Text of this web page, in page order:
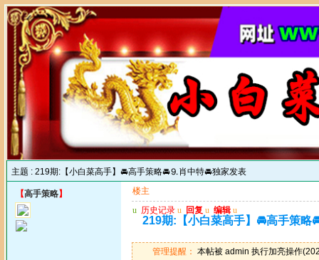
主题 : 219期:【小白菜高手】🚘高手策略🚘⒐肖中特🚘独家发表
【高手策略】
楼主
u 历史记录 u 回复 u 编辑 u
219期:【小白菜高手】🚘高手策略
管理提醒： 本帖被 admin 执行加亮操作